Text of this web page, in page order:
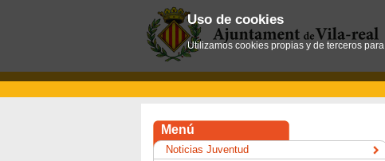
Menú
Noticias Juventud
Uso de cookies
Utilizamos cookies propias y de terceros